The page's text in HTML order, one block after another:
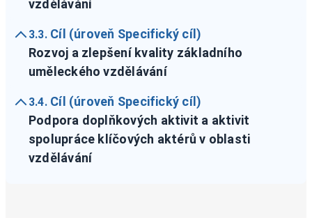
vzdělávání
3.3. Cíl (úroveň Specifický cíl)
Rozvoj a zlepšení kvality základního
uměleckého vzdělávání
3.4. Cíl (úroveň Specifický cíl)
Podpora doplňkových aktivit a aktivit
spolupráce klíčových aktérů v oblasti
vzdělávání